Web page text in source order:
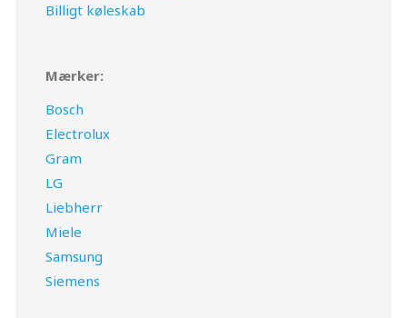
Billigt køleskab
Mærker:
Bosch
Electrolux
Gram
LG
Liebherr
Miele
Samsung
Siemens